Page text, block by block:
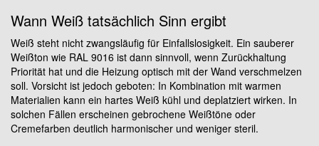
Wann Weiß tatsächlich Sinn ergibt
Weiß steht nicht zwangsläufig für Einfallslosigkeit. Ein sauberer
Weißton wie RAL 9016 ist dann sinnvoll, wenn Zurückhaltung
Priorität hat und die Heizung optisch mit der Wand verschmelzen
soll. Vorsicht ist jedoch geboten: In Kombination mit warmen
Materialien kann ein hartes Weiß kühl und deplatziert wirken. In
solchen Fällen erscheinen gebrochene Weißtöne oder
Cremefarben deutlich harmonischer und weniger steril.